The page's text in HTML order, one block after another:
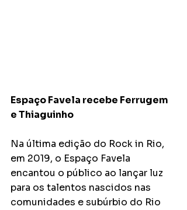
Espaço Favela recebe Ferrugem
e Thiaguinho
Na última edição do Rock in Rio,
em 2019, o Espaço Favela
encantou o público ao lançar luz
para os talentos nascidos nas
comunidades e subúrbio do Rio